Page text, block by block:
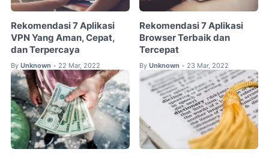
Rekomendasi 7 Aplikasi
VPN Yang Aman, Cepat,
dan Terpercaya
By Unknown • 22 Mar, 2022
Rekomendasi 7 Aplikasi
Browser Terbaik dan
Tercepat
By Unknown • 23 Mar, 2022